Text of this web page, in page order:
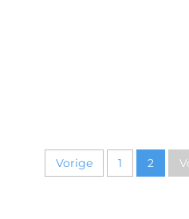
Vorige 1 2